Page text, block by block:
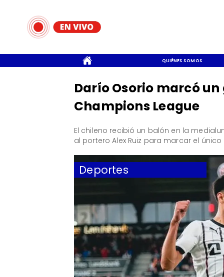
QUIÉNES SOMOS
Deportes
Darío Osorio marcó
Champions League
El chileno recibió un balón en la
al portero Alex Ruiz para marcar el